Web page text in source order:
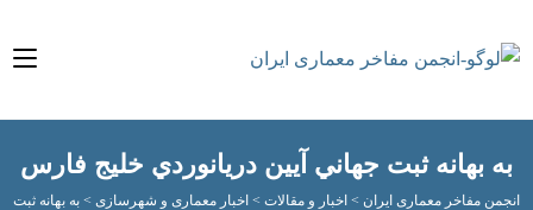
ثبت جهاني آيين دريانوردي خليج فارس
مفاخر معماری ایران > اخبار و مقالات>اخبار معماری و شهرسازی>به بهانه ثبت جهاني